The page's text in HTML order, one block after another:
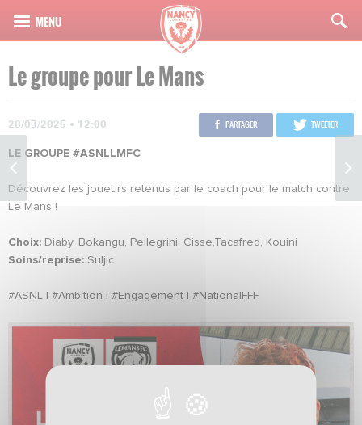
Le groupe pour Le Mans
28/03/2025 • 12:00 PARTAGER TWEETER
LE GROUPE #ASNLLMFC
Découvrez les joueurs retenus par le coach pour le match contre
Le Mans !
Choix: Diaby, Bokangu, Pellegrini, Cisse,Tacafred, Kouini
Soins/reprise: Suljic
#ASNL I #Ambition I #Engagement I #NationalFFF